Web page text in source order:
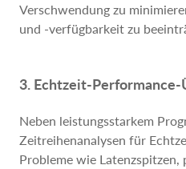
Verschwendung zu
und -verfügbarkeit zu
3. Echtzeit-Performance-
Neben leistungsstarkem
Zeitreihenanalysen für
Probleme wie Latenzspitzen,